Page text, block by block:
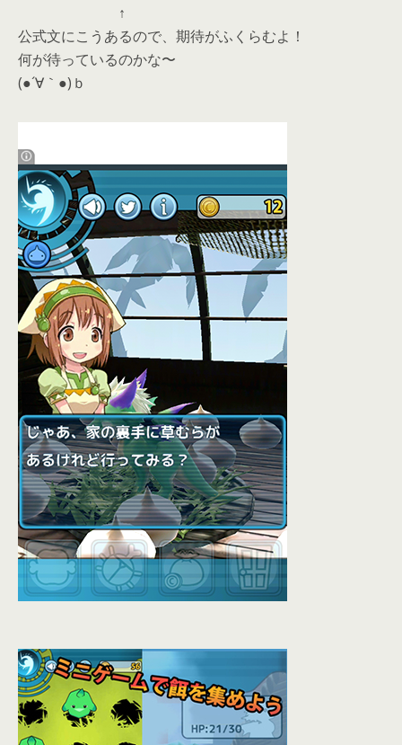
↑
公式文にこうあるので、期待がふくらむよ！
何が待っているのかな〜
(●´∀｀●)ｂ